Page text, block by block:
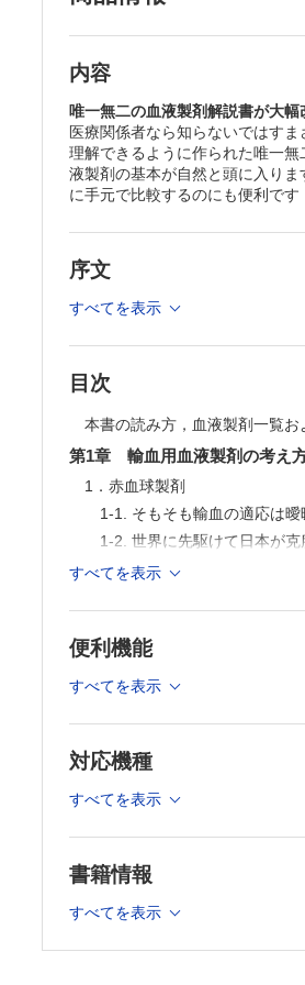
内容
唯一無二の血液製剤解説書が大
医療関係者なら知らないではす
理解できるように作られた唯一
液製剤の基本が自然と頭に入り
に手元で比較するのにも便利で
序文
すべてを表示
目次
本書の読み方，血液製剤一覧お
第1章 輸血用血液製剤の考え
1．赤血球製剤
1-1. そもそも輸血の適応は曖
1-2. 世界に先駆けて日本が
1-3. 血液製剤にGVHD予防の
1-6. 輸血後感染症は起こらな
1-7. 献血は手術以外により多
1-10. 大量の出血への対応と
1-11. 人工的な血液の研究は
1-13. 血液型が変わる場合は
1-14. 全血製剤から洗浄赤血
2．新鮮凍結血漿
2-1. FFP投与指標のプロトロ
すべてを表示
便利機能
すべてを表示
対応機種
すべてを表示
書籍情報
すべてを表示